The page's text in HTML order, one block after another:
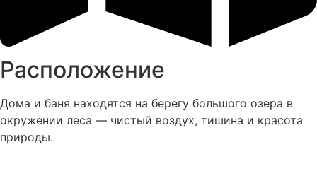
Расположение
Дома и баня находятся на берегу большого озера в
окружении леса — чистый воздух, тишина и красота
природы.